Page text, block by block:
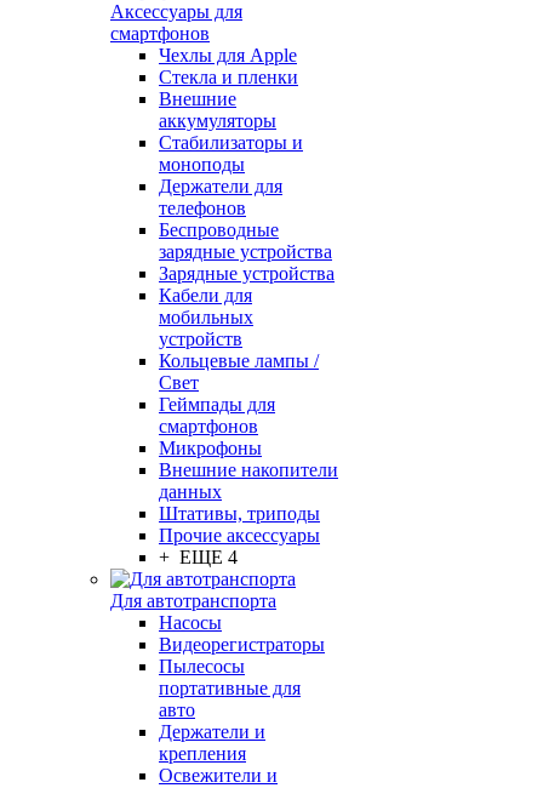
Аксессуары для
смартфонов
Чехлы для Apple
Стекла и пленки
Внешние
аккумуляторы
Стабилизаторы и
моноподы
Держатели для
телефонов
Беспроводные
зарядные устройства
Зарядные устройства
Кабели для
мобильных
устройств
Кольцевые лампы /
Свет
Геймпады для
смартфонов
Микрофоны
Внешние накопители
данных
Штативы, триподы
Прочие аксессуары
+ ЕЩЕ 4
Для автотранспорта
Насосы
Видеорегистраторы
Пылесосы
портативные для
авто
Держатели и
крепления
Освежители и